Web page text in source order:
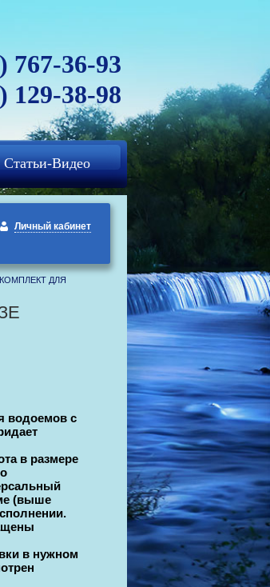
767-36-93
129-38-98
Статьи-Видео
Личный кабинет
ДЛЯ
водоемов с
в размере
(выше
в нужном